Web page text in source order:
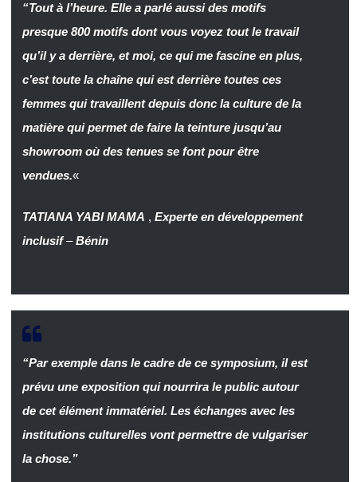
“Tout à l’heure. Elle a parlé aussi des motifs
presque 800 motifs dont vous voyez tout le travail
qu’il y a derrière, et moi, ce qui me fascine en plus,
c’est toute la chaîne qui est derrière toutes ces
femmes qui travaillent depuis donc la culture de la
matière qui permet de faire la teinture jusqu’au
showroom où des tenues se font pour être
vendues.«
TATIANA YABI MAMA , Experte en développement
inclusif–Bénin
“Par exemple dans le cadre de ce symposium, il est
prévu une exposition qui nourrira le public autour
de cet élément immatériel. Les échanges avec les
institutions culturelles vont permettre de vulgariser
la chose.”